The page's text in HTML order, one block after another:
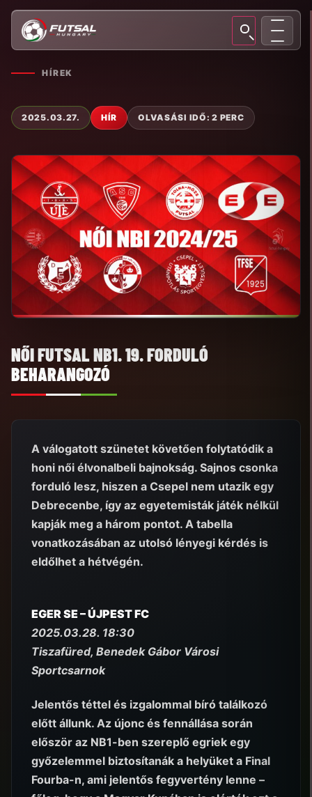
HÍREK
2025.03.27. HÍR OLVASÁSI IDŐ: 2 PERC
NŐI FUTSAL NB1. 19. FORDULÓ
BEHARANGOZÓ
A válogatott szünetet követően folytatódik a
honi női élvonalbeli bajnokság. Sajnos csonka
forduló lesz, hiszen a Csepel nem utazik egy
Debrecenbe, így az egyetemisták játék nélkül
kapják meg a három pontot. A tabella
vonatkozásában az utolsó lényegi kérdés is
eldőlhet a hétvégén.
EGER SE – ÚJPEST FC
2025.03.28. 18:30
Tiszafüred, Benedek Gábor Városi
Sportcsarnok
Jelentős téttel és izgalommal bíró találkozó
előtt állunk. Az újonc és fennállása során
először az NB1-ben szereplő egriek egy
győzelemmel biztosítanák a helyüket a Final
Fourba-n, ami jelentős fegyvertény lenne –